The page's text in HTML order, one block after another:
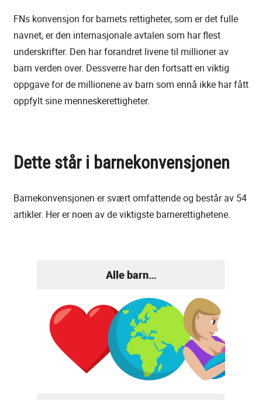
FNs konvensjon for barnets rettigheter, som er det fulle
navnet, er den internasjonale avtalen som har flest
underskrifter. Den har forandret livene til millioner av
barn verden over. Dessverre har den fortsatt en viktig
oppgave for de millionene av barn som ennå ikke har fått
oppfylt sine menneskerettigheter.
Dette står i barnekonvensjonen
Barnekonvensjonen er svært omfattende og består av 54
artikler. Her er noen av de viktigste barnerettighetene.
Alle barn…